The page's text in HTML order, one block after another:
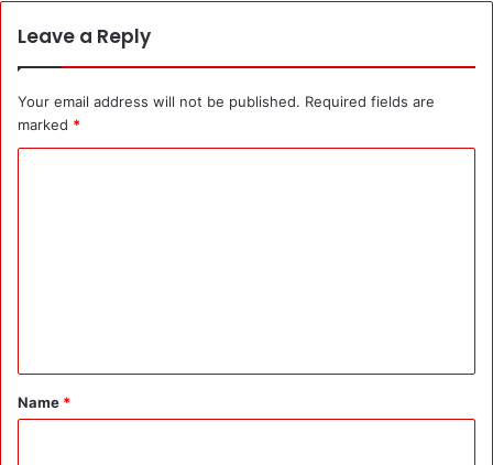
Leave a Reply
Your email address will not be published. Required fields are
marked *
*
Name *